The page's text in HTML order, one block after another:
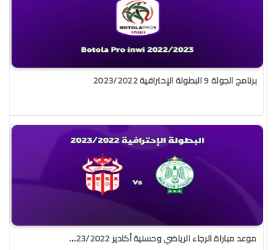
برنامج الجولة 9 البطولة الإحترافية 2023/2022
موعد مباراة الرجاء الرياضي وحسنية أكادير 2023/2022